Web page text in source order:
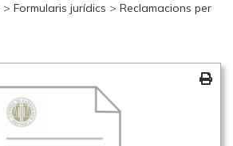
> Formularis jurídics > Reclamacions per